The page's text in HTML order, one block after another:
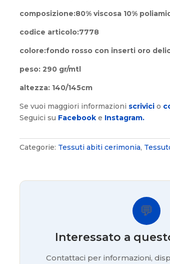
composizione:80% viscosa 10%
codice articolo:7778
colore:fondo rosso con inserti oro
peso: 290 gr/mtl
altezza: 140/145cm
Se vuoi maggiori informazioni scrivici o
Seguici su Facebooke Instagram.
Categorie: Tessuti abiti cerimonia,
💬
Interessato a
Contattaci per informazioni,